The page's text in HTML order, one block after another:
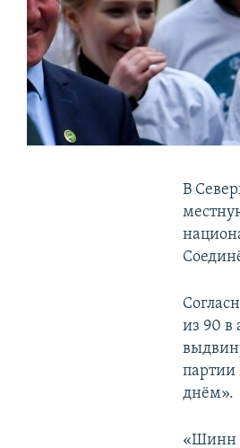
В
из 90 в
партии
днём».
«Шинн